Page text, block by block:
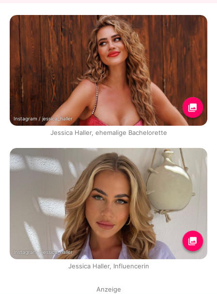
Instagram / jessica_haller
Jessica Haller, ehemalige Bachelorette
Instagram / jessica_haller
Jessica Haller, Influencerin
Anzeige